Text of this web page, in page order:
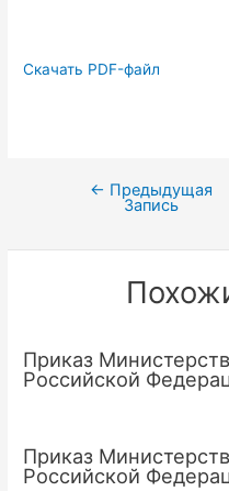
Скачать PDF-файл
Навигация
записям
← Предыдущая
Запись
Приказ
Российской
Приказ
Российской